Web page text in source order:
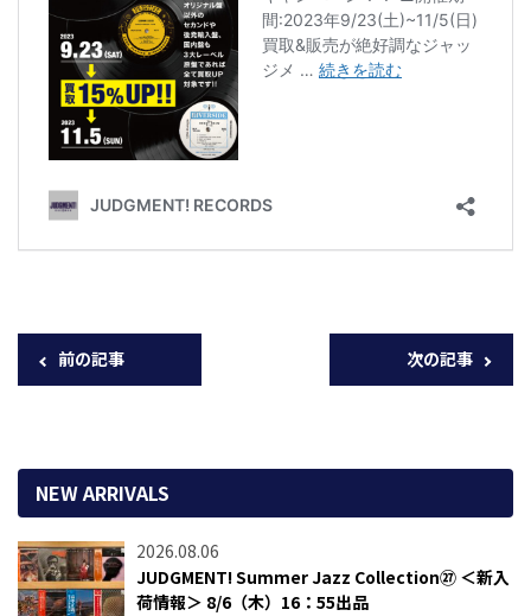
前の記事 次の記事
NEW ARRIVALS
2026.08.06
JUDGMENT! Summer Jazz Collection㉗ ＜新入
荷情報＞ 8/6（木）16：55出品